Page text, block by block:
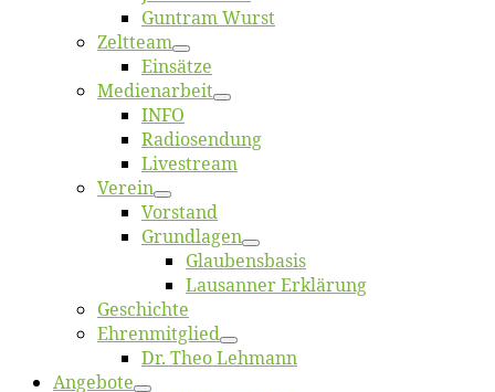
Gun­tram Wurst
Zelt­team
Ein­sät­ze
Me­di­en­ar­beit
INFO
Ra­dio­sen­dung
Live­stream
Ver­ein
Vor­stand
Grund­la­gen
Glaubens­ba­sis
Lausan­ner Erklärung
Ge­schich­te
Eh­ren­mit­glied
Dr. Theo Lehmann
An­ge­bo­te